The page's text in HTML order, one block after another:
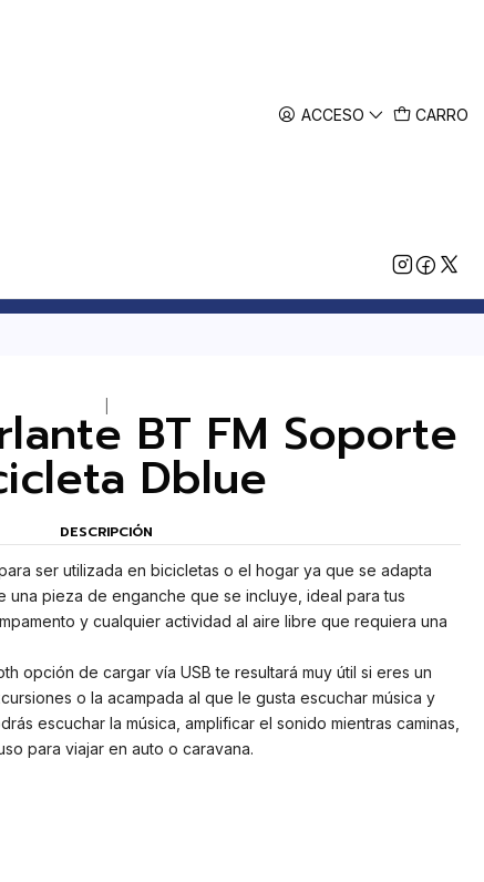
ACCESO CARRO
BT FM Soporte
Dblue
DESCRIPCIÓN
ser utilizada en bicicletas o el hogar ya que se adapta
una pieza de enganche que se incluye, ideal para tus
y cualquier actividad al aire libre que requiera una
opción de cargar vía USB te resultará muy útil si eres un
o la acampada al que le gusta escuchar música y
escuchar la música, amplificar el sonido mientras caminas,
para viajar en auto o caravana.